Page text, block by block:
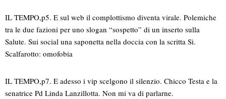
IL TEMPO,p5. E sul web il complottismo diventa virale. Polemiche
tra le due fazioni per uno slogan “sospetto” di un inserto sulla
Salute. Sui social una saponetta nella doccia con la scritta Si.
Scalfarotto: omofobia
IL TEMPO,p7. E adesso i vip scelgono il silenzio. Chicco Testa e la
senatrice Pd Linda Lanzillotta. Non mi va di parlarne.